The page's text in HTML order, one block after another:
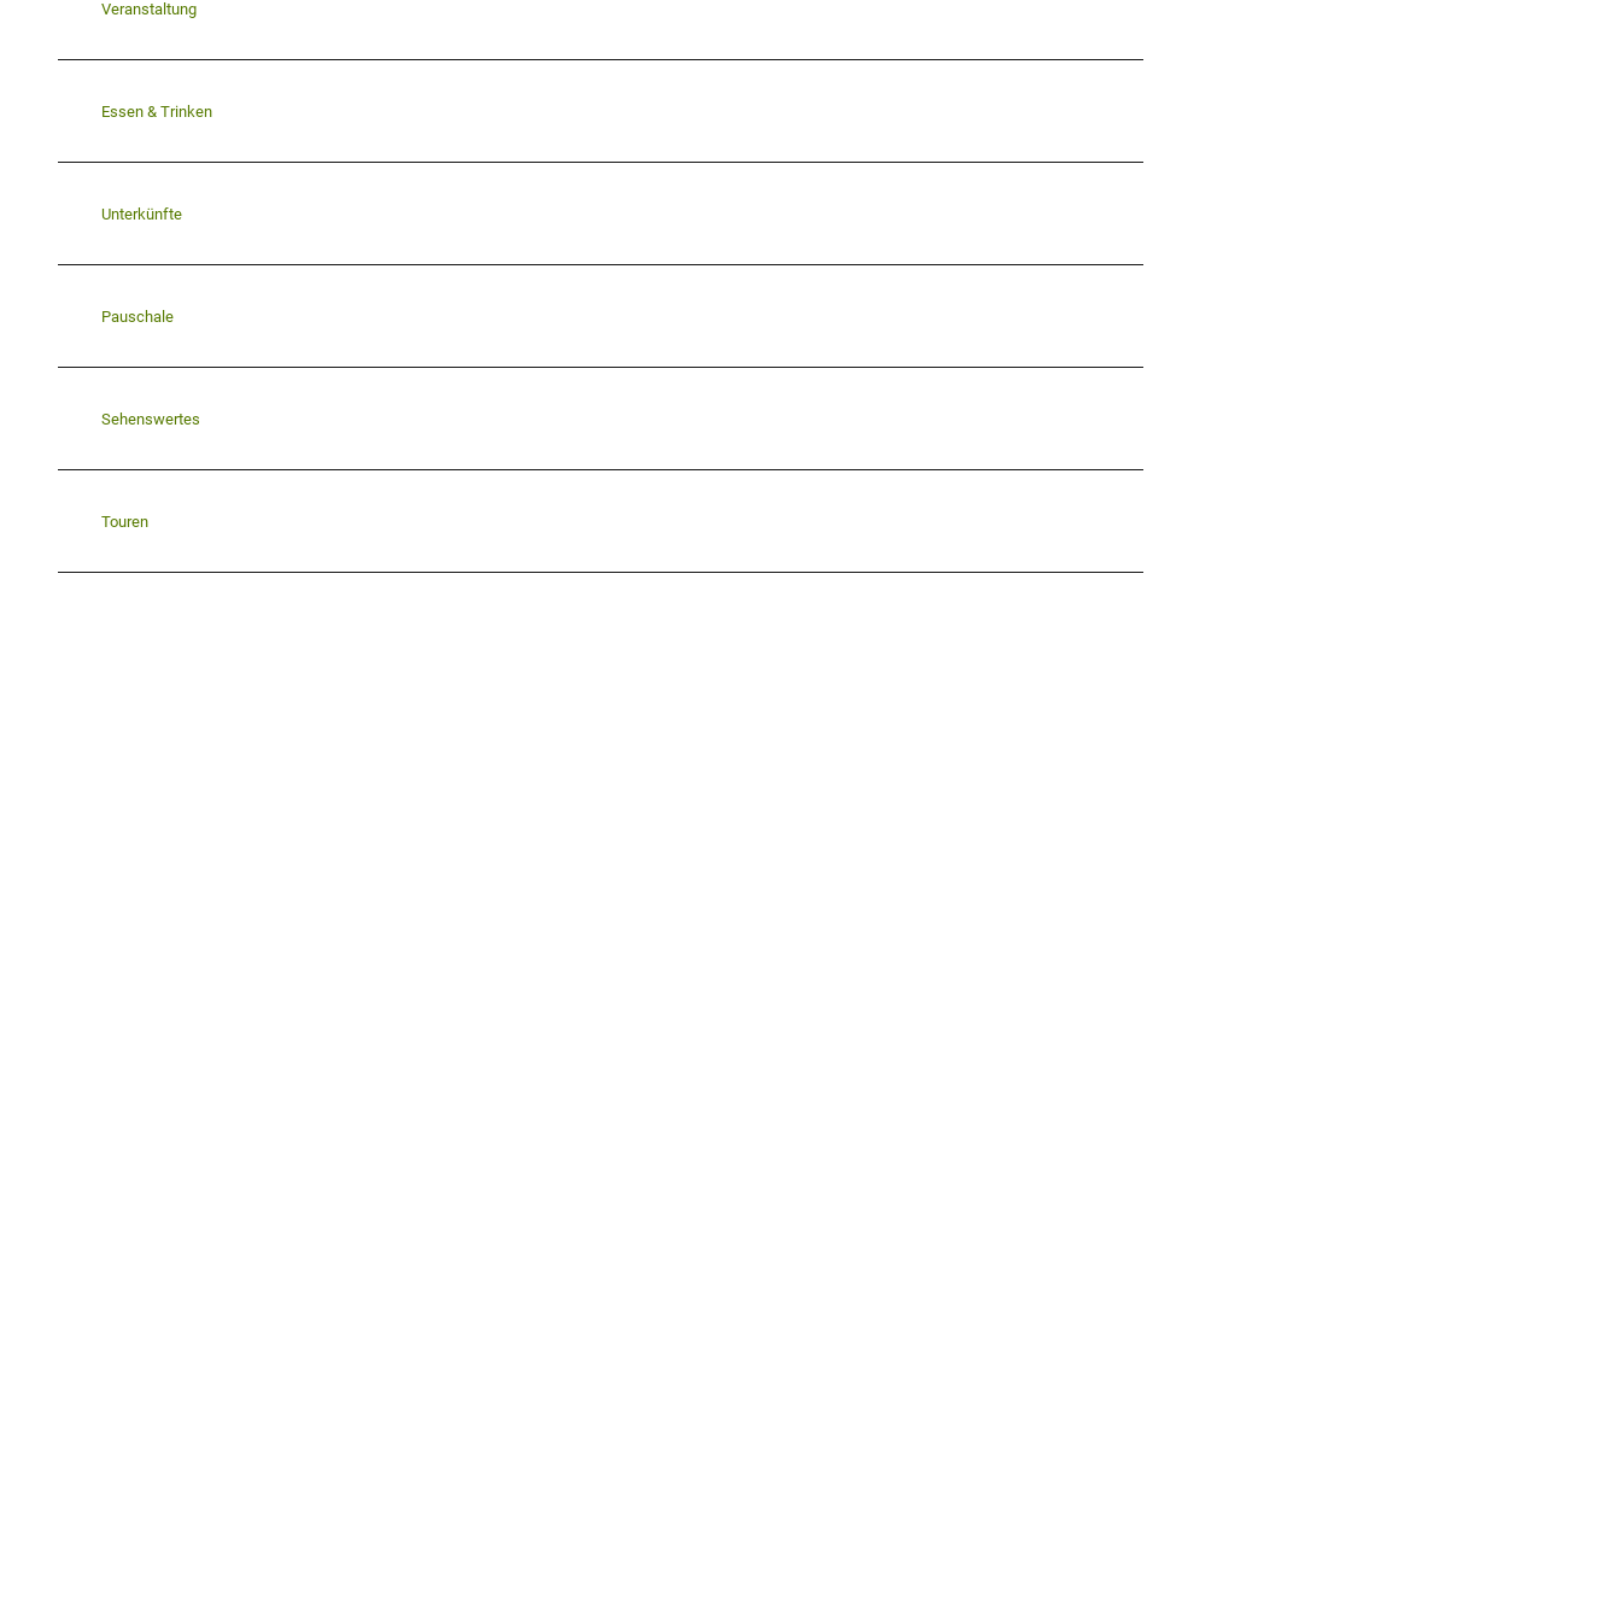
Veranstaltung
Essen & Trinken
Unterkünfte
Pauschale
Sehenswertes
Touren